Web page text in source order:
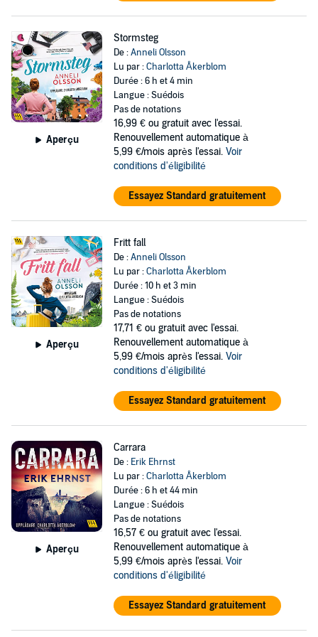
Aperçu
Stormsteg
De :Anneli Olsson
Lu par :Charlotta Åkerblom
Durée : 6 h et 4 min
Langue : Suédois
Pas de notations
16,99 € ou gratuit avec l'essai.
Renouvellement automatique à
5,99 €/mois après l'essai. Voir
conditions d'éligibilité
Essayez Standard gratuitement
Aperçu
Fritt fall
De :Anneli Olsson
Lu par :Charlotta Åkerblom
Durée : 10 h et 3 min
Langue : Suédois
Pas de notations
17,71 € ou gratuit avec l'essai.
Renouvellement automatique à
5,99 €/mois après l'essai. Voir
conditions d'éligibilité
Essayez Standard gratuitement
Aperçu
Carrara
De : Erik Ehrnst
Lu par :Charlotta Åkerblom
Durée : 6 h et 44 min
Langue : Suédois
Pas de notations
16,57 € ou gratuit avec l'essai.
Renouvellement automatique à
5,99 €/mois après l'essai. Voir
conditions d'éligibilité
Essayez Standard gratuitement